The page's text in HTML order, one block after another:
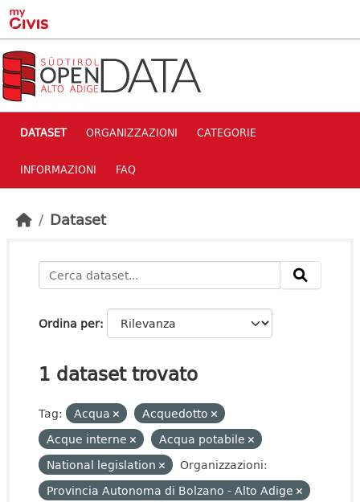
Skip to main content
DATASET ORGANIZZAZIONI CATEGORIE
INFORMAZIONI FAQ
Dataset
Ordina per
1 dataset trovato
Tag: Acqua
Acquedotto
Acque interne
Acqua potabile
National legislation
Organizzazioni:
Provincia Autonoma di Bolzano - Alto Adige